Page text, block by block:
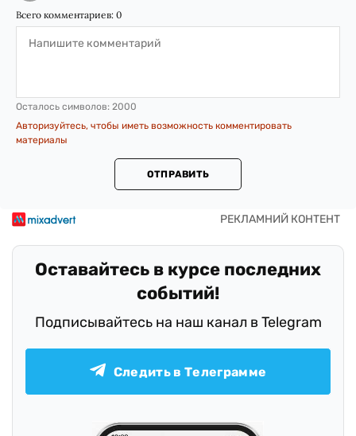
Всего комментариев: 0
Осталось символов: 2000
Авторизуйтесь, чтобы иметь возможность комментировать
материалы
ОТПРАВИТЬ
Оставайтесь в курсе последних
событий!
Подписывайтесь на наш канал в Telegram
Следить в Телеграмме